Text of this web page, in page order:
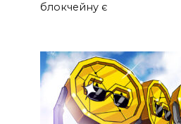
блокчейну є